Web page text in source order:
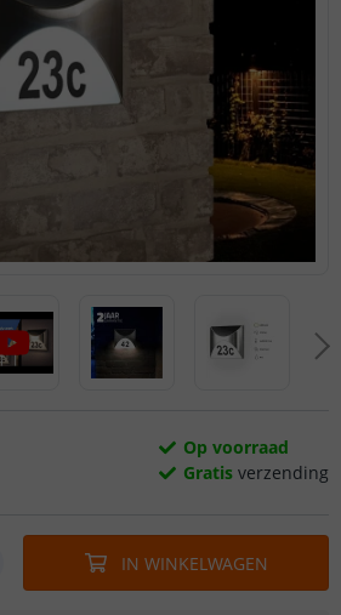
Op voorraad
Gratis verzending
IN WINKELWAGEN